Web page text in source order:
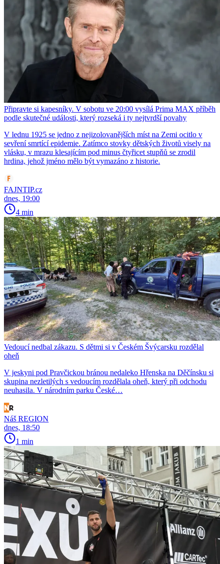
Připravte si kapesníky. V sobotu ve 20:00 vysílá Prima MAX příběh
podle skutečné události, který rozseká i ty nejtvrdší povahy
V lednu 1925 se jedno z nejizolovanějších míst na Zemi ocitlo v
sevření smrtící epidemie. Zatímco stovky dětských životů visely na
vlásku, v mrazu klesajícím pod minus čtyřicet stupňů se zrodil
hrdina, jehož jméno mělo být vymazáno z historie.
FAJNTIP.cz
dnes, 19:00
4 min
Vedoucí nedbal zákazu. S dětmi si v Českém Švýcarsku rozdělal
oheň
V jeskyni pod Pravčickou bránou nedaleko Hřenska na Děčínsku si
skupina nezletilých s vedoucím rozdělala oheň, který při odchodu
neuhasila. V národním parku České…
Náš REGION
dnes, 18:50
1 min